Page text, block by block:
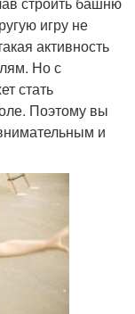
игру не
активность
Но с
стать
Поэтому вы
и